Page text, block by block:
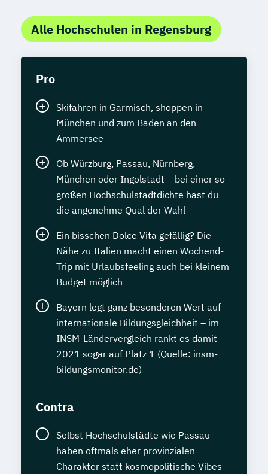
Alle Hochschulen in Regensburg
Pro
Skifahren in Garmisch, shoppen in
München und zum Baden an den
Ammersee
Ob Würzburg, Passau, Nürnberg,
München oder Ingolstadt – bei einer so
großen Hochschulstadtdichte hast du
die angenehme Qual der Wahl
Ein bisschen Dolce Vita gefällig? Die
Nähe zu Italien macht einen Wochend-
Trip mit Urlaubsfeeling auch bei kleinem
Budget möglich
Bayern legt ganz besonderen Wert auf
internationale Bildungsgleichheit – im
INSM-Ländervergleich rankt es damit
2021 sogar auf Platz 1 (Quelle: insm-
bildungsmonitor.de)
Contra
Selbst Hochschulstädte wie Passau
haben oftmals eher provinzialen
Charakter statt kosmopolitische Vibes